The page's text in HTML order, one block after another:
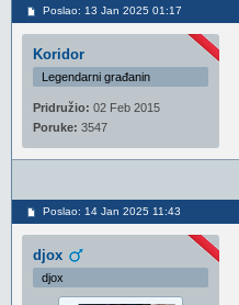
Poslao: 13 Jan 2025 01:17
Koridor
Legendarni građanin
Pridružio: 02 Feb 2015
Poruke: 3547
Poslao: 14 Jan 2025 11:43
djox
djox